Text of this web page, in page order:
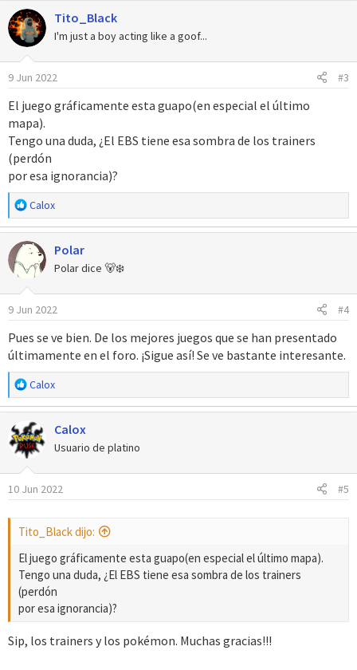
c
c
i
o
n
s
:
Tito_Black
I'm just a boy acting like a goof...
9 Jun 2022 #3
El juego gráficamente esta guapo(en especial el último
mapa).
Tengo una duda, ¿El EBS tiene esa sombra de los trainers
(perdón
por esa ignorancia)?
R
e
a
c
c
o
n
s
:
Calox
Polar
Polar dice 🐻‍❄️
9 Jun 2022 #4
Pues se ve bien. De los mejores juegos que se han presentado
últimamente en el foro. ¡Sigue así! Se ve bastante interesante.
R
e
a
c
c
i
o
n
:
Calox
Calox
Usuario de platino
10 Jun 2022 #5
Tito_Black dijo:
El juego gráficamente esta guapo(en especial el último mapa).
Tengo una duda, ¿El EBS tiene esa sombra de los trainers
(perdón
por esa ignorancia)?
Sip, los trainers y los pokémon. Muchas gracias!!!